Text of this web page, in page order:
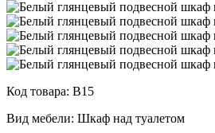
Код товара: В15
Вид мебели: Шкаф над туалетом